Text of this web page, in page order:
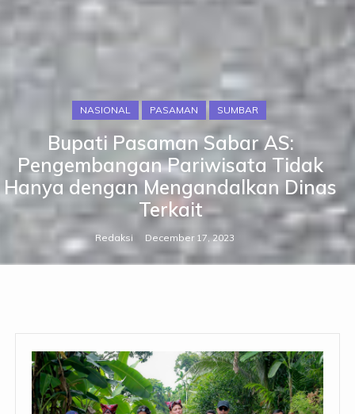
NASIONAL PASAMAN SUMBAR
Bupati Pasaman Sabar AS:
Pengembangan Pariwisata Tidak
Hanya dengan Mengandalkan Dinas
Terkait
Redaksi December 17, 2023